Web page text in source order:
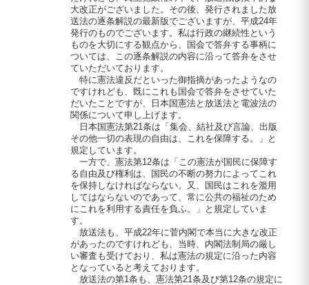
大改正がございました。その後、発行されました放
送法の逐条解説の最新版でございますが、平成24年
発行のものでございます。私は行政の継続性という
ものを大切にする観点から、国会で答弁する事柄に
ついては、この逐条解説の内容に沿って答弁をさせ
ていただいております。
特に憲法違反だといった御指摘があったようなの
ですけれども、既にこれも国会で答弁をさせていた
だいたことですが、日本国憲法と放送法と電波法の
関係について申し上げます。
日本国憲法第21条は「集会、結社及び言論、出版
その他一切の表現の自由は、これを保障する。」と
規定しています。
一方で、憲法第12条は「この憲法が国民に保障す
る自由及び権利は、国民の不断の努力によってこれ
を保持しなければならない。又、国民はこれを濫用
してはならないのであって、常に公共の福祉のため
にこれを利用する責任を負ふ。」と規定していま
す。
放送法も、平成22年に菅内閣で本当に大きな改正
があったのですけれども、当時、内閣法制局の厳し
い審査も受けており、私は憲法の規定に沿った内容
となっていると考えております。
放送法の第1条も、憲法第21条及び第12条の規定に